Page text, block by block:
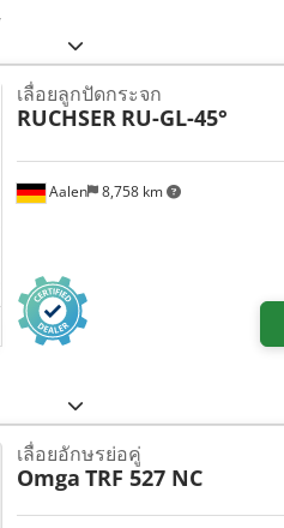
,
Aalen 8,758 km
เลื่อยลูกปัดกระจก
RUCHSER RU-GL-45°
เลื่อยอักษรย่อคู่
Omga TRF 527 NC